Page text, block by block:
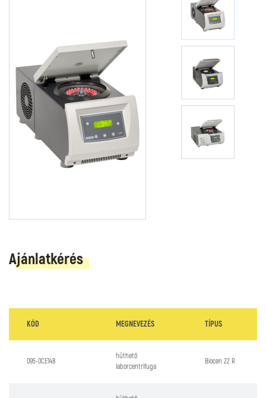
Ajánlatkérés
KÓD MEGNEVEZÉS TÍPUS
095-0CE148
hűthető
laborcentrifuga
Biocen 22 R